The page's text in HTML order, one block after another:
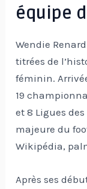
équipe
Wendie
titrées de
féminin.
19
et 8 Ligues
majeure du
Wikipédia,
Après ses